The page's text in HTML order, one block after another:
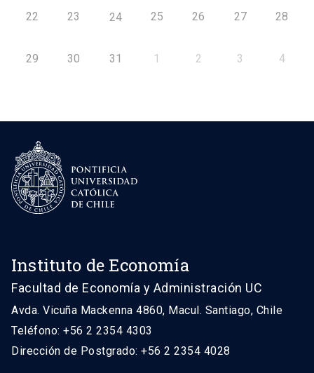
22 23 24 25 26 27 28
29 30 31 1 2 3 4
Instituto de Economía
Facultad de Economía y Administración UC
Avda. Vicuña Mackenna 4860, Macul. Santiago, Chile
Teléfono: +56 2 2354 4303
Dirección de Postgrado: +56 2 2354 4028